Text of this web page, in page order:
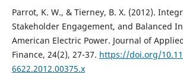
Parrot, K. W., & Tierney, B. X. (2012).
Stakeholder Engagement, and Balanced
American Electric Power. Journal of
Finance, 24(2), 27-37. https://doi.org/
6622.2012.00375.x